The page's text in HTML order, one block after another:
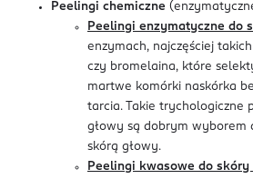
Peelingi chemiczne
Peelingi enzymatyczne do
enzymach, najczęściej
czy bromelaina, które
martwe komórki naskórka
tarcia. Takie trychologiczne
głowy są dobrym wyborem
skórą głowy.
Peelingi kwasowe do skóry